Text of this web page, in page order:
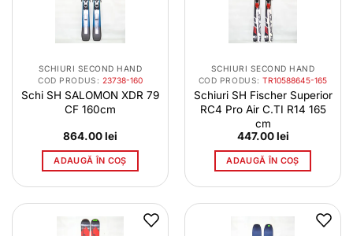
SCHIURI SECOND HAND
COD PRODUS: 23738-160
Schi SH SALOMON XDR 79
CF 160cm
864.00lei
ADAUGĂ ÎN COȘ
SCHIURI SECOND HAND
COD PRODUS:TR10588645-165
Schiuri SH Fischer Superior
RC4 Pro Air C.TI R14 165
cm
447.00lei
ADAUGĂ ÎN COȘ